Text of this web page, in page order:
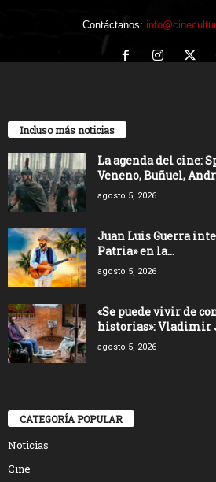
Contáctanos:
Incluso más noticias
La agenda del cine:
Veneno, Buñuel,
agosto 5, 2026
Juan Luis Guerra
Patria» en la...
agosto 5, 2026
«Se puede vivir de
historias»: Vladimir
agosto 5, 2026
CATEGORÍA POPULAR
Noticias
Cine